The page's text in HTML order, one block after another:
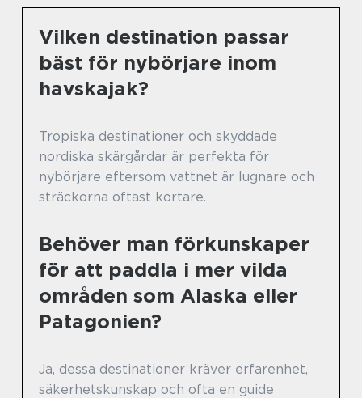
Vilken destination passar
bäst för nybörjare inom
havskajak?
Tropiska destinationer och skyddade
nordiska skärgårdar är perfekta för
nybörjare eftersom vattnet är lugnare och
sträckorna oftast kortare.
Behöver man förkunskaper
för att paddla i mer vilda
områden som Alaska eller
Patagonien?
Ja, dessa destinationer kräver erfarenhet,
säkerhetskunskap och ofta en guide